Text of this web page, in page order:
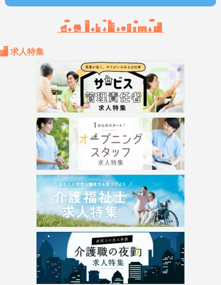
求人特集